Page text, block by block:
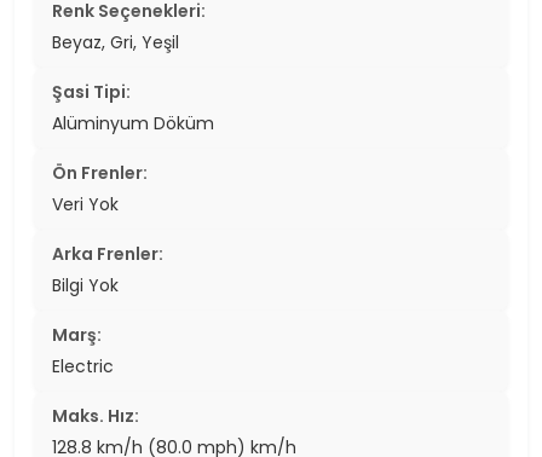
Renk Seçenekleri:
Beyaz, Gri, Yeşil
Şasi Tipi:
Alüminyum Döküm
Ön Frenler:
Veri Yok
Arka Frenler:
Bilgi Yok
Marş:
Electric
Maks. Hız:
128.8 km/h (80.0 mph) km/h